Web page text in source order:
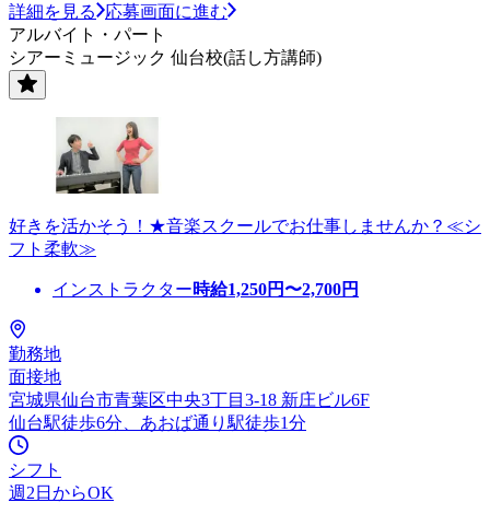
詳細を見る
応募画面に進む
アルバイト・パート
シアーミュージック 仙台校(話し方講師)
好きを活かそう！★音楽スクールでお仕事しませんか？≪シ
フト柔軟≫
インストラクター時給1,250円〜2,700円
勤務地
面接地
宮城県仙台市青葉区中央3丁目3-18 新庄ビル6F
仙台駅徒歩6分、あおば通り駅徒歩1分
シフト
週2日からOK